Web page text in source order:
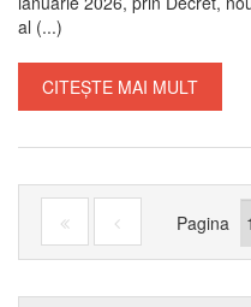
al (...)
CITEȘTE MAI MULT
Pagina